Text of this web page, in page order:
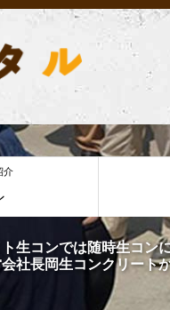
介
生コンでは随時生コン
社長岡生コンクリート